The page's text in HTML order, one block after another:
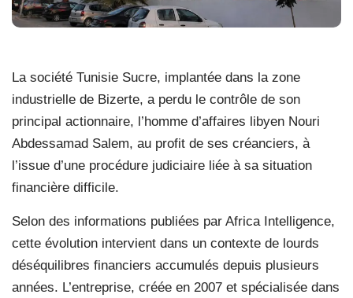
La société Tunisie Sucre, implantée dans la zone
industrielle de Bizerte, a perdu le contrôle de son
principal actionnaire, l’homme d’affaires libyen Nouri
Abdessamad Salem, au profit de ses créanciers, à
l’issue d’une procédure judiciaire liée à sa situation
financière difficile.
Selon des informations publiées par Africa Intelligence,
cette évolution intervient dans un contexte de lourds
déséquilibres financiers accumulés depuis plusieurs
années. L’entreprise, créée en 2007 et spécialisée dans